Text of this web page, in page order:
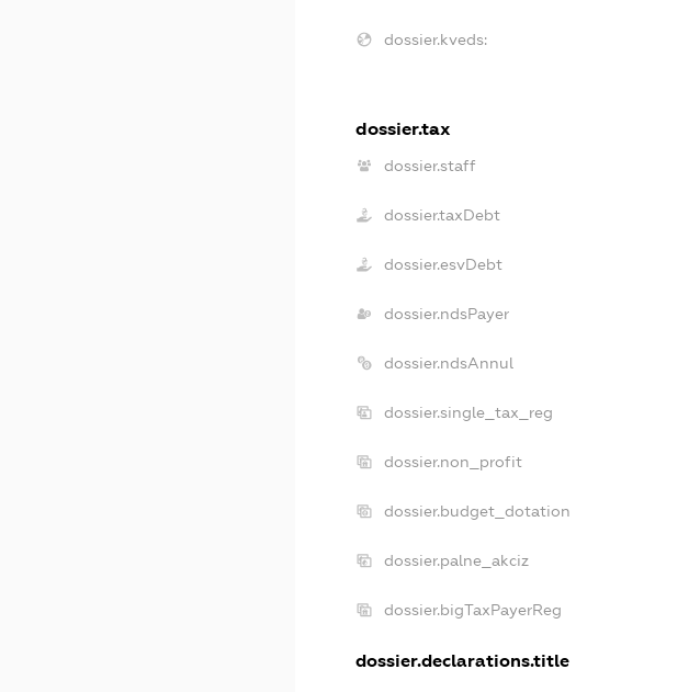
dossier.kveds:
dossier.tax
dossier.staff
dossier.taxDebt
dossier.esvDebt
dossier.ndsPayer
dossier.ndsAnnul
dossier.single_tax_reg
dossier.non_profit
dossier.budget_dotation
dossier.palne_akciz
dossier.bigTaxPayerReg
dossier.declarations.title